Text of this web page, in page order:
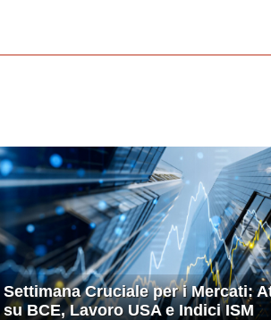
Settimana Cruciale per i Mercati:
su BCE, Lavoro USA e Indici ISM